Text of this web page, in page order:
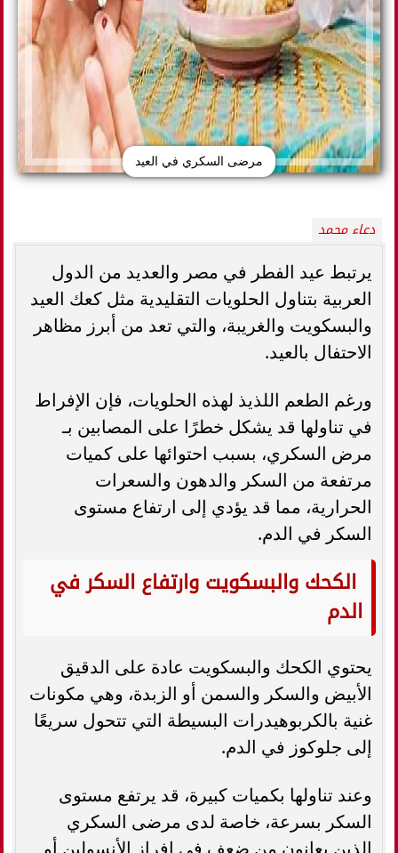
مرضى السكري في العيد
دعاء محمد
يرتبط عيد الفطر في مصر والعديد من الدول
العربية بتناول الحلويات التقليدية مثل كعك العيد
والبسكويت والغريبة، والتي تعد من أبرز مظاهر
الاحتفال بالعيد.
ورغم الطعم اللذيذ لهذه الحلويات، فإن الإفراط
في تناولها قد يشكل خطرًا على المصابين بـ
مرض السكري، بسبب احتوائها على كميات
مرتفعة من السكر والدهون والسعرات
الحرارية، مما قد يؤدي إلى ارتفاع مستوى
السكر في الدم.
الكحك والبسكويت وارتفاع السكر في
الدم
يحتوي الكحك والبسكويت عادة على الدقيق
الأبيض والسكر والسمن أو الزبدة، وهي مكونات
غنية بالكربوهيدرات البسيطة التي تتحول سريعًا
إلى جلوكوز في الدم.
وعند تناولها بكميات كبيرة، قد يرتفع مستوى
السكر بسرعة، خاصة لدى مرضى السكري
الذين يعانون من ضعف في إفراز الأنسولين أو